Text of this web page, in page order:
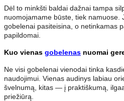
Dėl to minkšti baldai dažnai tampa
nuomojamame būste, tiek namuose.
gobelenai pasiteisina, o netinkamas
papildomai.
Kuo vienas gobelenas nuomai
Ne visi gobelenai vienodai tinka
naudojimui. Vienas audinys labiau
švelnumą, kitas — į praktiškumą,
priežiūrą.